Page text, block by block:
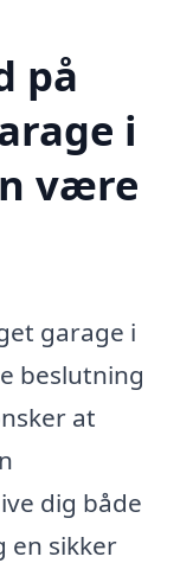
på
i
være
garage i
beslutning
at
dig både
en sikker